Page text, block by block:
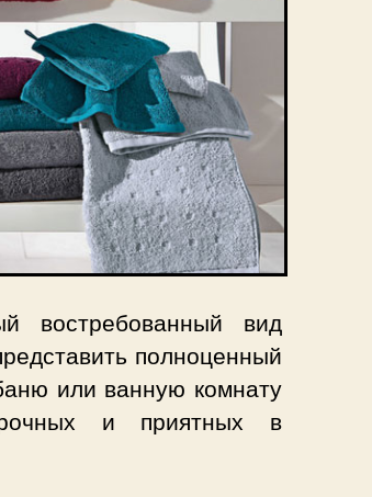
востребованный вид
полноценный
или ванную комнату
и приятных в